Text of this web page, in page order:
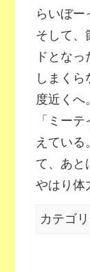
らいぼー
そして、
ドとな
しまく
度近くへ
「ミー
えてい
て、あと
やはり体
カテゴ